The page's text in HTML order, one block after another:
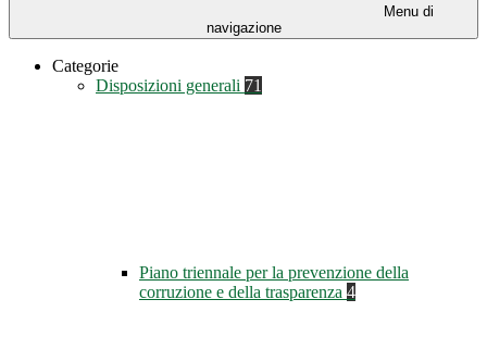
Menu di
navigazione
Categorie
Disposizioni generali 71
Piano triennale per la prevenzione della
corruzione e della trasparenza 4